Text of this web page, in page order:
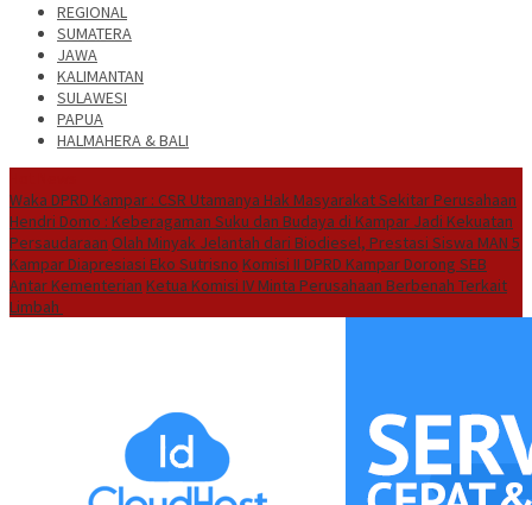
REGIONAL
SUMATERA
JAWA
KALIMANTAN
SULAWESI
PAPUA
HALMAHERA & BALI
Waka DPRD Kampar : CSR Utamanya Hak Masyarakat Sekitar Perusahaan
Hendri Domo : Keberagaman Suku dan Budaya di Kampar Jadi Kekuatan
Persaudaraan Olah Minyak Jelantah dari Biodiesel, Prestasi Siswa MAN 5
Kampar Diapresiasi Eko Sutrisno Komisi II DPRD Kampar Dorong SEB
Antar Kementerian Ketua Komisi IV Minta Perusahaan Berbenah Terkait
Limbah